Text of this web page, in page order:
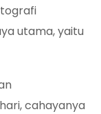
utama, yaitu
cahayanya